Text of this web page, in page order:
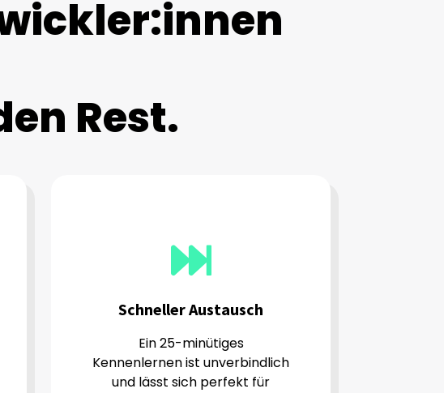
Rest.
Schneller Austausch
Ein 25-minütiges
Kennenlernen ist unverbindlich
und lässt sich perfekt für